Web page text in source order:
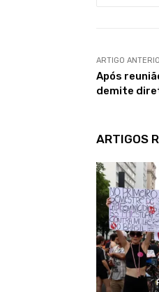
ARTIGO
Após
demite
ARTIGOS